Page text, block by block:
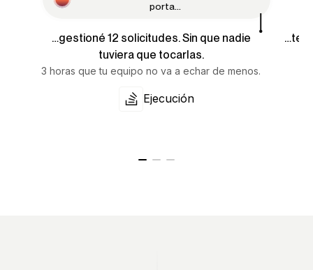
porta.
…gestioné 12 solicitudes. Sin que nadie
tuviera que tocarlas.
3 horas que tu equipo no va a echar de menos.
Ejecución
…te